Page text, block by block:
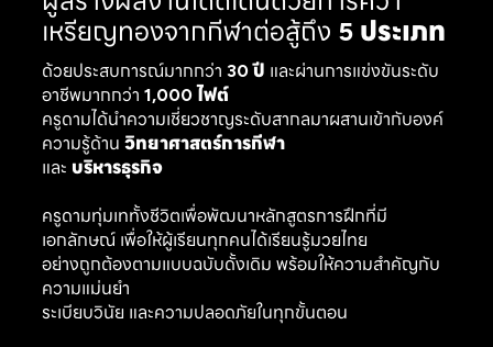
เหรียญทองจากกีฬาต่อสู้ถึง 5 ประเภท
ด้วยประสบการณ์มากกว่า 30 ปี และผ่านการแข่งขันระดับ
อาชีพมากกว่า 1,000 ไฟต์
ครูดามได้นำความเชี่ยวชาญระดับสากลมาผสานเข้ากับองค์
ความรู้ด้าน วิทยาศาสตร์การกีฬา
และ บริหารธุรกิจ
ครูดามทุ่มเททั้งชีวิตเพื่อพัฒนาหลักสูตรการฝึกที่มี
เอกลักษณ์ เพื่อให้ผู้เรียนทุกคนได้เรียนรู้มวยไทย
อย่างถูกต้องตามแบบฉบับดั้งเดิม พร้อมให้ความสำคัญกับ
ความแม่นยำ
ระเบียบวินัย และความปลอดภัยในทุกขั้นตอน